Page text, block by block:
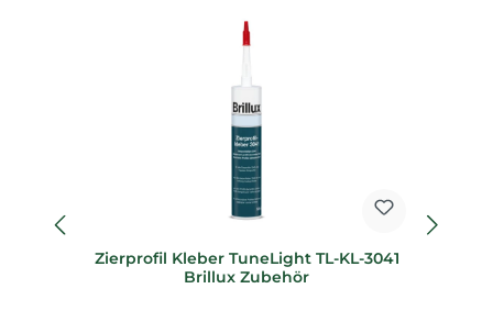
Zierprofil Kleber TuneLight TL-KL-3041
Brillux Zubehör